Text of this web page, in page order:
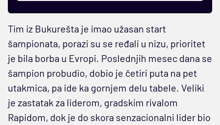
Tim iz Bukurešta je imao užasan start
šampionata, porazi su se ređali u nizu, prioritet
je bila borba u Evropi. Poslednjih mesec dana se
šampion probudio, dobio je četiri puta na pet
utakmica, pa ide ka gornjem delu tabele. Veliki
je zastatak za liderom, gradskim rivalom
Rapidom, dok je do skora senzacionalni lider bio